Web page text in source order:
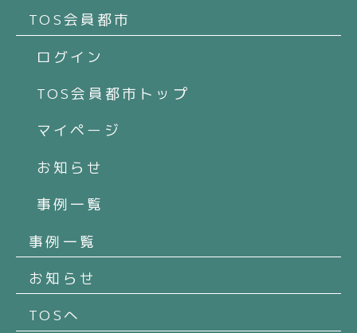
TOS会員都市
ログイン
TOS会員都市トップ
マイページ
お知らせ
事例一覧
事例一覧
お知らせ
TOSへ